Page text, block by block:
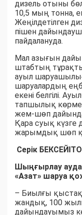
дизель отыны
10,5 мың тонна,
Жеңілдетілген
пішен
пайдалануда.
Мал азығын
штабтың
ауыл
шаруалардың
екені белгілі.
тапшылық
жем-шөп
Қара суық күзге
жарымдық шөп
Серік
Шыңғырлау
«Азат» шаруа
– Биылғы
жандық, 100
дайындауымыз